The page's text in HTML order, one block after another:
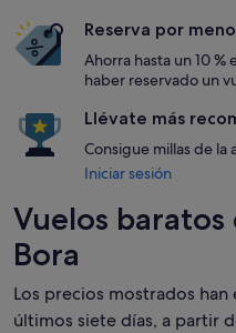
Reserva por
Ahorra hasta un 10
haber reservado un
Llévate más
Consigue millas de la
Iniciar sesión
Vuelos
Bora
Los precios mostrados
últimos siete días, a partir